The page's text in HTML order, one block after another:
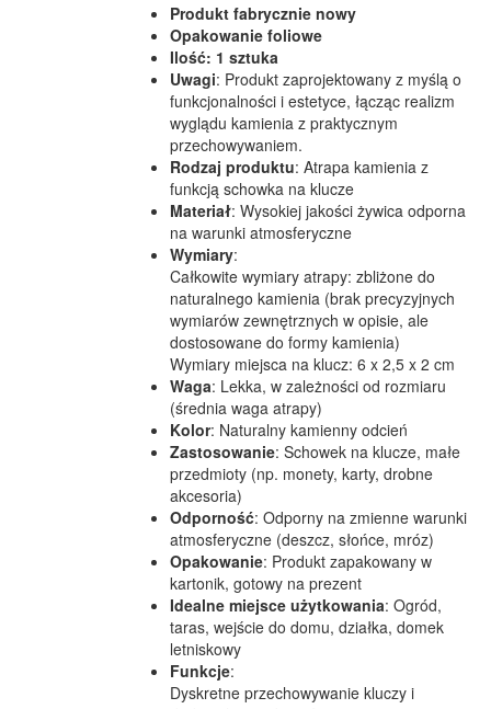
Produkt fabrycznie nowy
Opakowanie foliowe
Ilość: 1 sztuka
Uwagi: Produkt zaprojektowany z myślą o
funkcjonalności i estetyce, łącząc realizm
wyglądu kamienia z praktycznym
przechowywaniem.
Rodzaj produktu: Atrapa kamienia z
funkcją schowka na klucze
Materiał: Wysokiej jakości żywica odporna
na warunki atmosferyczne
Wymiary:
Całkowite wymiary atrapy: zbliżone do
naturalnego kamienia (brak precyzyjnych
wymiarów zewnętrznych w opisie, ale
dostosowane do formy kamienia)
Wymiary miejsca na klucz: 6 x 2,5 x 2 cm
Waga: Lekka, w zależności od rozmiaru
(średnia waga atrapy)
Kolor: Naturalny kamienny odcień
Zastosowanie: Schowek na klucze, małe
przedmioty (np. monety, karty, drobne
akcesoria)
Odporność: Odporny na zmienne warunki
atmosferyczne (deszcz, słońce, mróz)
Opakowanie: Produkt zapakowany w
kartonik, gotowy na prezent
Idealne miejsce użytkowania: Ogród,
taras, wejście do domu, działka, domek
letniskowy
Funkcje:
Dyskretne przechowywanie kluczy i